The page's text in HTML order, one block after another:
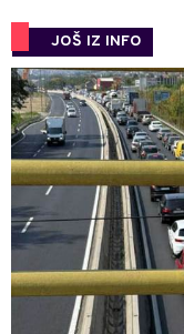
JOŠ IZ INFO